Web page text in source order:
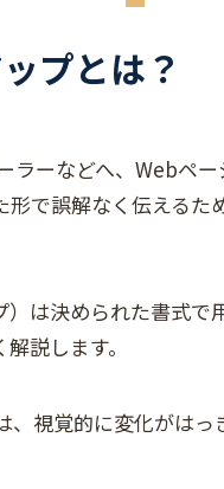
プとは？
ラーなどへ、Webペ
で誤解なく伝える
は決められた書式
説します。
視覚的に変化がは